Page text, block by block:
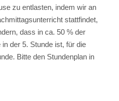
zu entlasten, indem wir an
stattfindet,
dass in ca. 50 % der
der 5. Stunde ist, für die
Bitte den Stundenplan in